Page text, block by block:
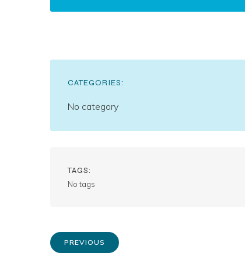
CATEGORIES:
No category
TAGS:
No tags
PREVIOUS